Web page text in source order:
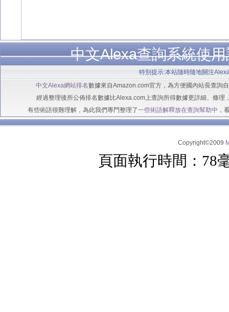
中文Alexa查詢系統使
特別提示:本站隨時隨地關注
中文Alexa網站排名數據來自Amazon.com官方，為方便國內站長查詢
經過整理後所公佈排名數據比Alexa.com上查詢所得數據更詳細、條理
有些術語很難理解，為此我們專門整理了一些術語解釋放在查詢幫助中 ，
Copyright©2009
頁面執行時間：78